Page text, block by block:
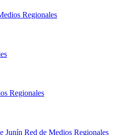
Regionales
Regionales
Red de Medios Regionales